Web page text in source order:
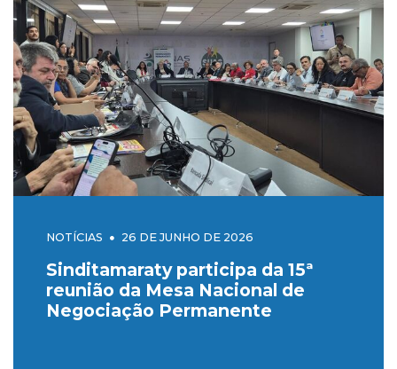
NOTÍCIAS 26 DE JUNHO DE 2026
Sinditamaraty participa da 15ª
reunião da Mesa Nacional de
Negociação Permanente